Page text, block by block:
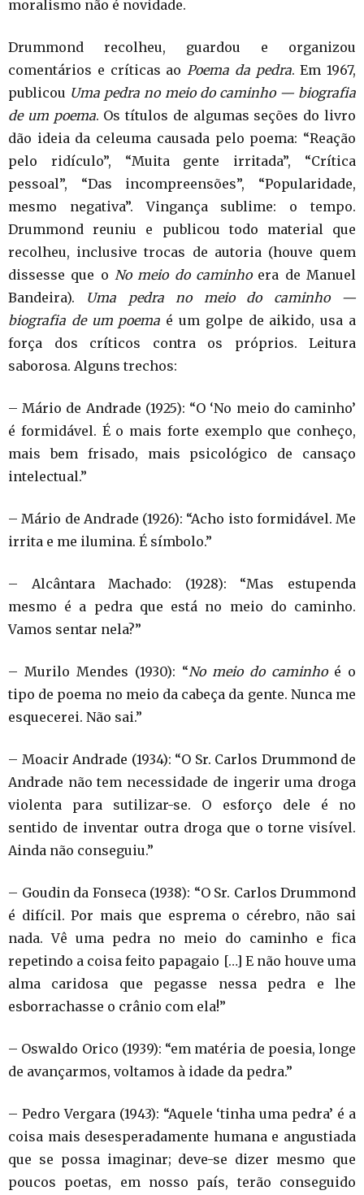
moralismo não é novidade.
Drummond recolheu, guardou e organizou
comentários e críticas ao Poema da pedra. Em 1967,
publicou Uma pedra no meio do caminho — biografia
de um poema. Os títulos de algumas seções do livro
dão ideia da celeuma causada pelo poema: “Reação
pelo ridículo”, “Muita gente irritada”, “Crítica
pessoal”, “Das incompreensões”, “Popularidade,
mesmo negativa”. Vingança sublime: o tempo.
Drummond reuniu e publicou todo material que
recolheu, inclusive trocas de autoria (houve quem
dissesse que o No meio do caminhoera de Manuel
Bandeira). Uma pedra no meio do caminho —
biografia de um poema é um golpe de aikido, usa a
força dos críticos contra os próprios. Leitura
saborosa. Alguns trechos:
– Mário de Andrade (1925): “O ‘No meio do caminho’
é formidável. É o mais forte exemplo que conheço,
mais bem frisado, mais psicológico de cansaço
intelectual.”
– Mário de Andrade (1926): “Acho isto formidável. Me
irrita e me ilumina. É símbolo.”
– Alcântara Machado: (1928): “Mas estupenda
mesmo é a pedra que está no meio do caminho.
Vamos sentar nela?”
– Murilo Mendes (1930): “No meio do caminhoé o
tipo de poema no meio da cabeça da gente. Nunca me
esquecerei. Não sai.”
– Moacir Andrade (1934): “O Sr. Carlos Drummond de
Andrade não tem necessidade de ingerir uma droga
violenta para sutilizar-se. O esforço dele é no
sentido de inventar outra droga que o torne visível.
Ainda não conseguiu.”
– Goudin da Fonseca (1938): “O Sr. Carlos Drummond
é difícil. Por mais que esprema o cérebro, não sai
nada. Vê uma pedra no meio do caminho e fica
repetindo a coisa feito papagaio […] E não houve uma
alma caridosa que pegasse nessa pedra e lhe
esborrachasse o crânio com ela!”
– Oswaldo Orico (1939): “em matéria de poesia, longe
de avançarmos, voltamos à idade da pedra.”
– Pedro Vergara (1943): “Aquele ‘tinha uma pedra’ é a
coisa mais desesperadamente humana e angustiada
que se possa imaginar; deve-se dizer mesmo que
poucos poetas, em nosso país, terão conseguido